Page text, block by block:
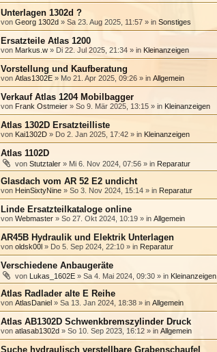
Unterlagen 1302d ?
von Georg 1302d » Sa 23. Aug 2025, 11:57 » in Sonstiges
Ersatzteile Atlas 1200
von Markus.w » Di 22. Jul 2025, 21:34 » in Kleinanzeigen
Vorstellung und Kaufberatung
von Atlas1302E » Mo 21. Apr 2025, 09:26 » in Allgemein
Verkauf Atlas 1204 Mobilbagger
von Frank Ostmeier » So 9. Mär 2025, 13:15 » in Kleinanzeigen
Atlas 1302D Ersatzteilliste
von Kai1302D » Do 2. Jan 2025, 17:42 » in Kleinanzeigen
Atlas 1102D
von Stutztaler » Mi 6. Nov 2024, 07:56 » in Reparatur
Glasdach vom AR 52 E2 undicht
von HeinSixtyNine » So 3. Nov 2024, 15:14 » in Reparatur
Linde Ersatzteilkataloge online
von Webmaster » So 27. Okt 2024, 10:19 » in Allgemein
AR45B Hydraulik und Elektrik Unterlagen
von oldsk00l » Do 5. Sep 2024, 22:10 » in Reparatur
Verschiedene Anbaugeräte
von Lukas_1602E » Sa 4. Mai 2024, 09:30 » in Kleinanzeigen
Atlas Radlader alte E Reihe
von AtlasDaniel » Sa 13. Jan 2024, 18:38 » in Allgemein
Atlas AB1302D Schwenkbremszylinder Druck
von atlasab1302d » So 10. Sep 2023, 16:12 » in Allgemein
Suche hydraulisch verstellbare Grabenschaufel